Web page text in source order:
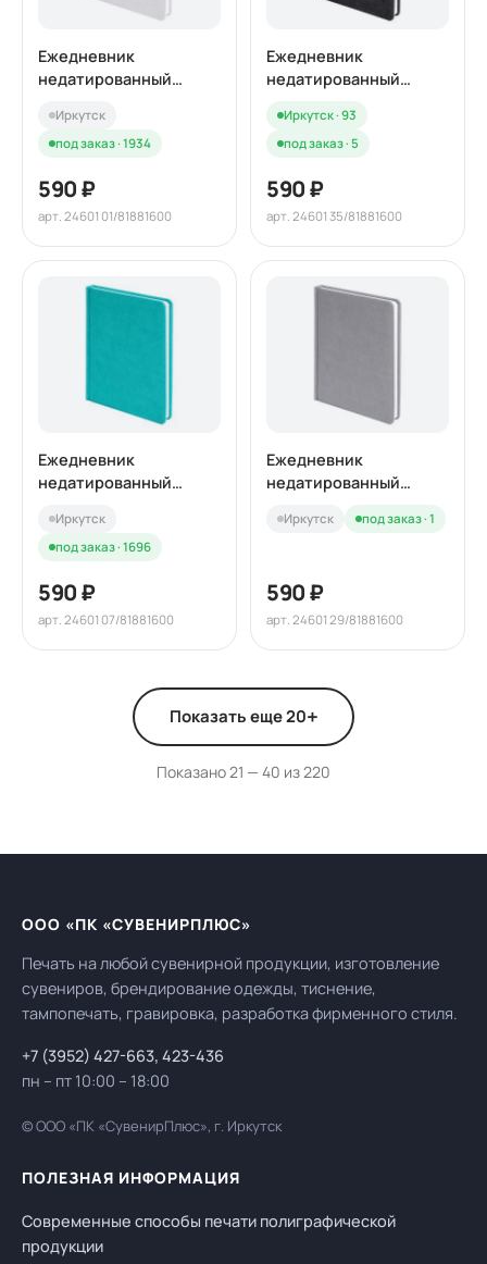
Ежедневник
недатированный
линейку
Иркутск
под заказ · 1934
590 ₽
арт. 24601 01/81881600
Ежедневник
недатированный
линейку
Иркутск · 93
под заказ · 5
590 ₽
арт. 24601 35/81881600
Ежедневник
недатированный
линейку
Иркутск
под заказ · 1696
590 ₽
арт. 24601 07/81881600
Ежедневник
недатированный
линейку
Иркутск под заказ · 1
590 ₽
арт. 24601 29/81881600
Показать еще 20+
Показано 21 — 40 из 220
ООО «ПК «СУВЕНИРПЛЮС»
Печать на любой сувенирной продукции, изготовление
сувениров, брендирование одежды, тиснение,
тампопечать, гравировка, разработка фирменного стиля.
+7 (3952) 427-663, 423-436
пн – пт 10:00 – 18:00
© ООО «ПК «СувенирПлюс», г. Иркутск
ПОЛЕЗНАЯ ИНФОРМАЦИЯ
Современные способы печати полиграфической
продукции